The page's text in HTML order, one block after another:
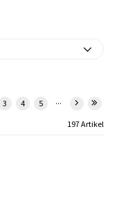
3 4 5 ...
197 Artikel